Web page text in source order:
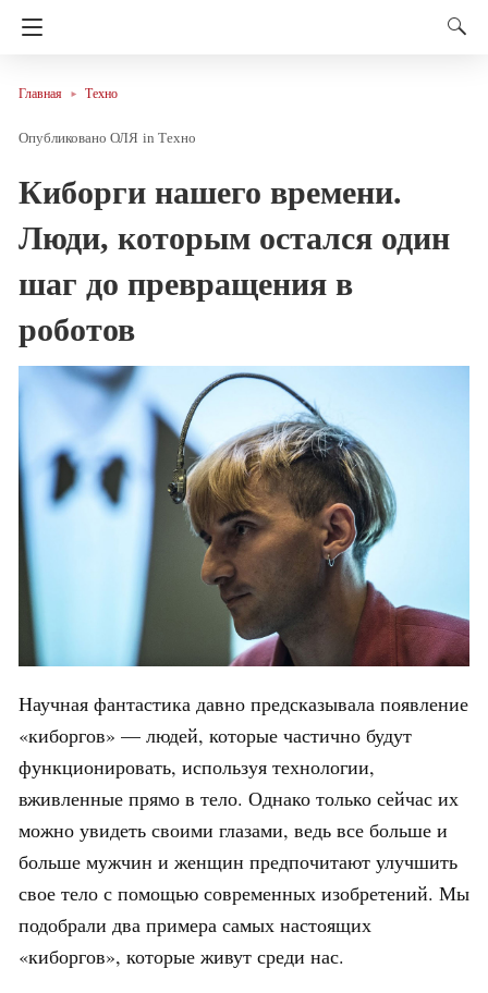
Главная Техно
ОЛЯ in Техно
Киборги нашего времени.
Люди, которым остался один
шаг до превращения в
роботов
Научная фантастика давно предсказывала появление
«киборгов» — людей, которые частично будут
функционировать, используя технологии,
вживленные прямо в тело. Однако только сейчас их
можно увидеть своими глазами, ведь все больше и
больше мужчин и женщин предпочитают улучшить
свое тело с помощью современных изобретений. Мы
подобрали два примера самых настоящих
«киборгов», которые живут среди нас.